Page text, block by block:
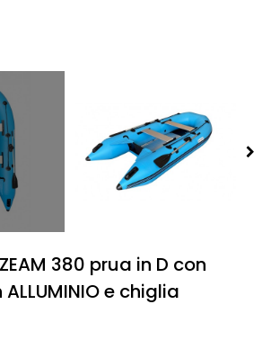
380 prua in D con
e chiglia